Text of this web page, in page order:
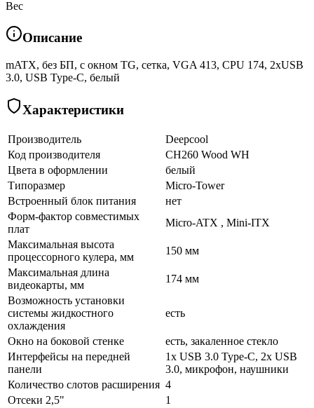
Вес
Описание
mATX, без БП, с окном TG, сетка, VGA 413, CPU 174, 2хUSB
3.0, USB Type-C, белый
Характеристики
Производитель
Deepcool
Код производителя
CH260 Wood WH
Цвета в оформлении
белый
Типоразмер
Micro-Tower
Встроенный блок питания
нет
Форм-фактор совместимых
плат
Micro-ATX , Mini-ITX
Максимальная высота
процессорного кулера, мм
150 мм
Максимальная длина
видеокарты, мм
174 мм
Возможность установки
системы жидкостного
охлаждения
есть
Окно на боковой стенке
есть, закаленное стекло
Интерфейсы на передней
панели
1x USB 3.0 Type-C, 2x USB
3.0, микрофон, наушники
Количество слотов расширения 4
Отсеки 2,5"
1